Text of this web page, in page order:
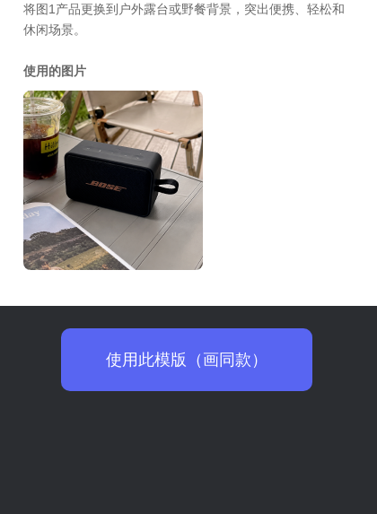
将图1产品更换到户外露台或野餐背景，突出便携、轻松和
休闲场景。
使用的图片
使用此模版（画同款）